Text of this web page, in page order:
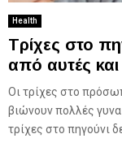
Health
Τρίχες στο
από αυτές και
Οι τρίχες στο
βιώνουν πολλές
τρίχες στο πηγούνι